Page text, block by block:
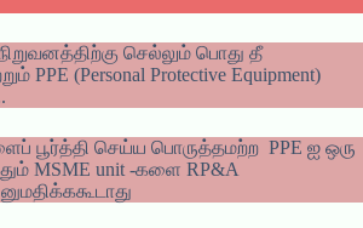
செல்லும் பொது தீ
PPE (Personal Protective Equipment)
பூர்த்தி செய்ய பொருத்தமற்ற PPE ஐ ஒரு
MSME unit -களை RP&A